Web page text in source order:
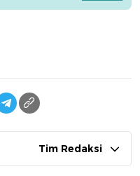
Tim Redaksi